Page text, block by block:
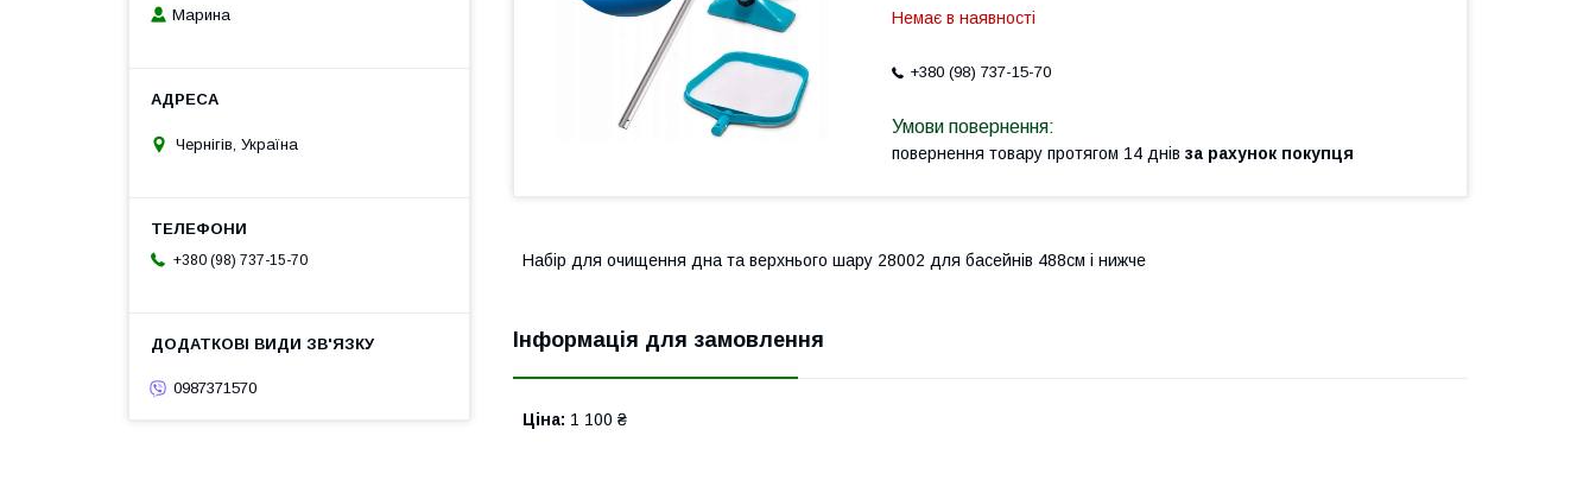
Немає в наявності
+380 (98) 737-15-70
повернення товару протягом 14 днів за рахунок покупця
Набір для очищення дна та верхнього шару 28002 для басейнів 488см і нижче
Інформація для замовлення
Ціна: 1 100 ₴
Марина
Чернігів, Україна
+380 (98) 737-15-70
0987371570